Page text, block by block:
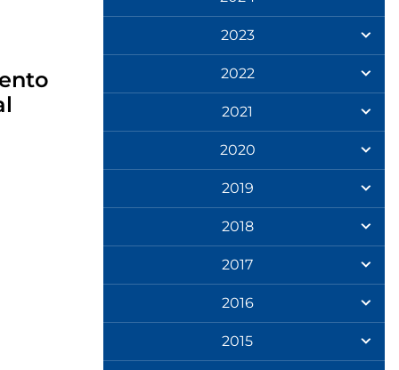
2023
2022
2021
2020
2019
2018
2017
2016
2015